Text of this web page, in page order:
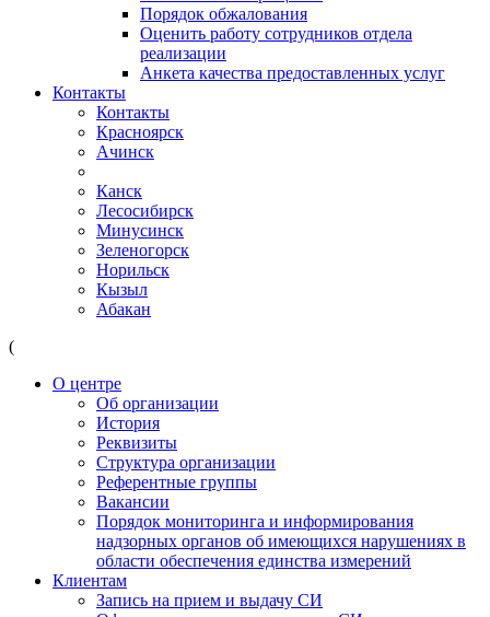
Порядок обжалования
Оценить работу сотрудников отдела
реализации
Анкета качества предоставленных услуг
Контакты
Контакты
Красноярск
Ачинск
Канск
Лесосибирск
Минусинск
Зеленогорск
Норильск
Кызыл
Абакан
(
О центре
Об организации
История
Реквизиты
Структура организации
Референтные группы
Вакансии
Порядок мониторинга и информирования
надзорных органов об имеющихся нарушениях в
области обеспечения единства измерений
Клиентам
Запись на прием и выдачу СИ